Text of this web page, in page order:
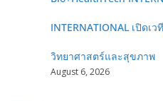
INTERNATIONAL เปิดเ
วิทยาศาสตร์และสุขภาพ
August 6, 2026